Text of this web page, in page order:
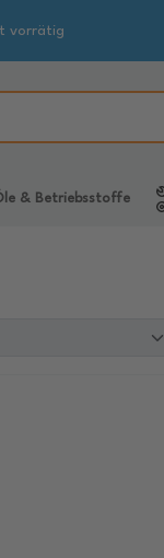
vorrätig
& Betriebsstoffe